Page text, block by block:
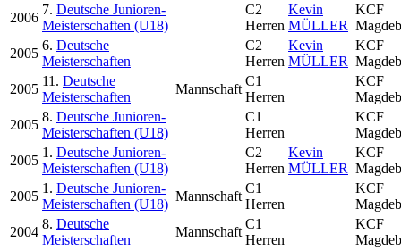
2006
7. Deutsche Junioren-
Meisterschaften (U18)
C2
Herren
Kevin
MÜLLER
KCF
2005
6. Deutsche
Meisterschaften
C2
Herren
Kevin
MÜLLER
KCF
2005
11. Deutsche
Meisterschaften
Mannschaft
C1
Herren
KCF
2005
8. Deutsche Junioren-
Meisterschaften (U18)
C1
Herren
KCF
2005
1. Deutsche Junioren-
Meisterschaften (U18)
C2
Herren
Kevin
MÜLLER
KCF
2005
1. Deutsche Junioren-
Meisterschaften (U18)
Mannschaft
C1
Herren
KCF
2004
8. Deutsche
Meisterschaften
Mannschaft
C1
Herren
KCF